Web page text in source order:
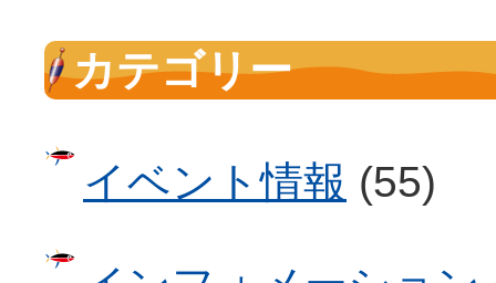
カテゴリー
イベント情報 (55)